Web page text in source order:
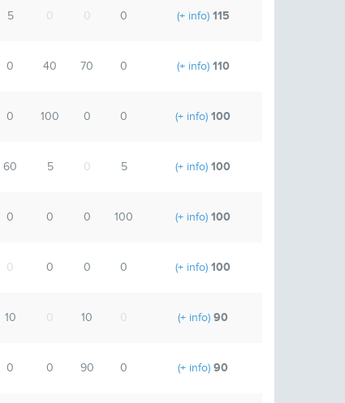
5 0 0 0 (+ info)115
0 40 70 0 (+ info)110
0 100 0 0 (+ info) 100
60 5 0 5 (+ info) 100
0 0 0 100 (+ info) 100
0 0 0 0 (+ info) 100
10 0 10 0 (+ info) 90
0 0 90 0 (+ info) 90